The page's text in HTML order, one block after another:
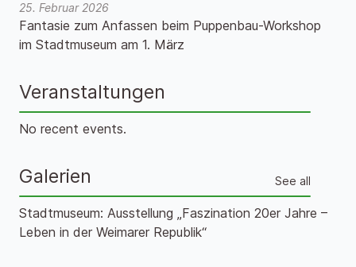
25. Februar 2026
Fantasie zum Anfassen beim Puppenbau-Workshop
im Stadtmuseum am 1. März
Veranstaltungen
No recent events.
Galerien See all
Stadtmuseum: Ausstellung „Faszination 20er Jahre –
Leben in der Weimarer Republik“